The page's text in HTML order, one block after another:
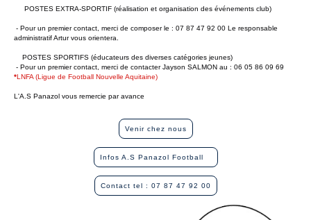
POSTES EXTRA-SPORTIF (réalisation et organisation des événements club)
- Pour un premier contact, merci de composer le : 07 87 47 92 00 Le responsable
administratif Artur vous orientera.
POSTES SPORTIFS (éducateurs des diverses catégories jeunes)
- Pour un premier contact, merci de contacter Jayson SALMON au : 06 05 86 09 69
*LNFA (Ligue de Football Nouvelle Aquitaine)
L'A.S Panazol vous remercie par avance
Venir chez nous
Infos A.S Panazol Football
Contact tel : 07 87 47 92 00